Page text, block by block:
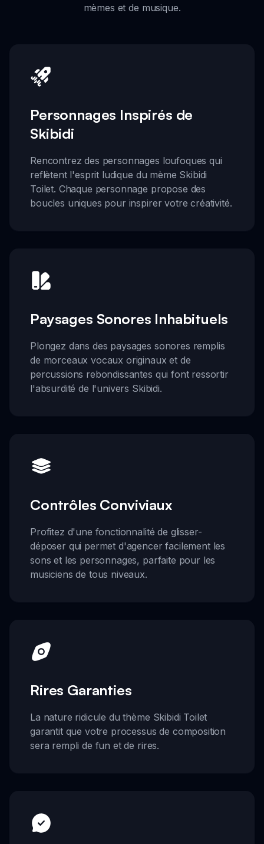
mèmes et de musique.
Personnages Inspirés de
Skibidi
Rencontrez des personnages loufoques qui
reflètent l'esprit ludique du mème Skibidi
Toilet. Chaque personnage propose des
boucles uniques pour inspirer votre créativité.
Paysages Sonores Inhabituels
Plongez dans des paysages sonores remplis
de morceaux vocaux originaux et de
percussions rebondissantes qui font ressortir
l'absurdité de l'univers Skibidi.
Contrôles Conviviaux
Profitez d'une fonctionnalité de glisser-
déposer qui permet d'agencer facilement les
sons et les personnages, parfaite pour les
musiciens de tous niveaux.
Rires Garanties
La nature ridicule du thème Skibidi Toilet
garantit que votre processus de composition
sera rempli de fun et de rires.